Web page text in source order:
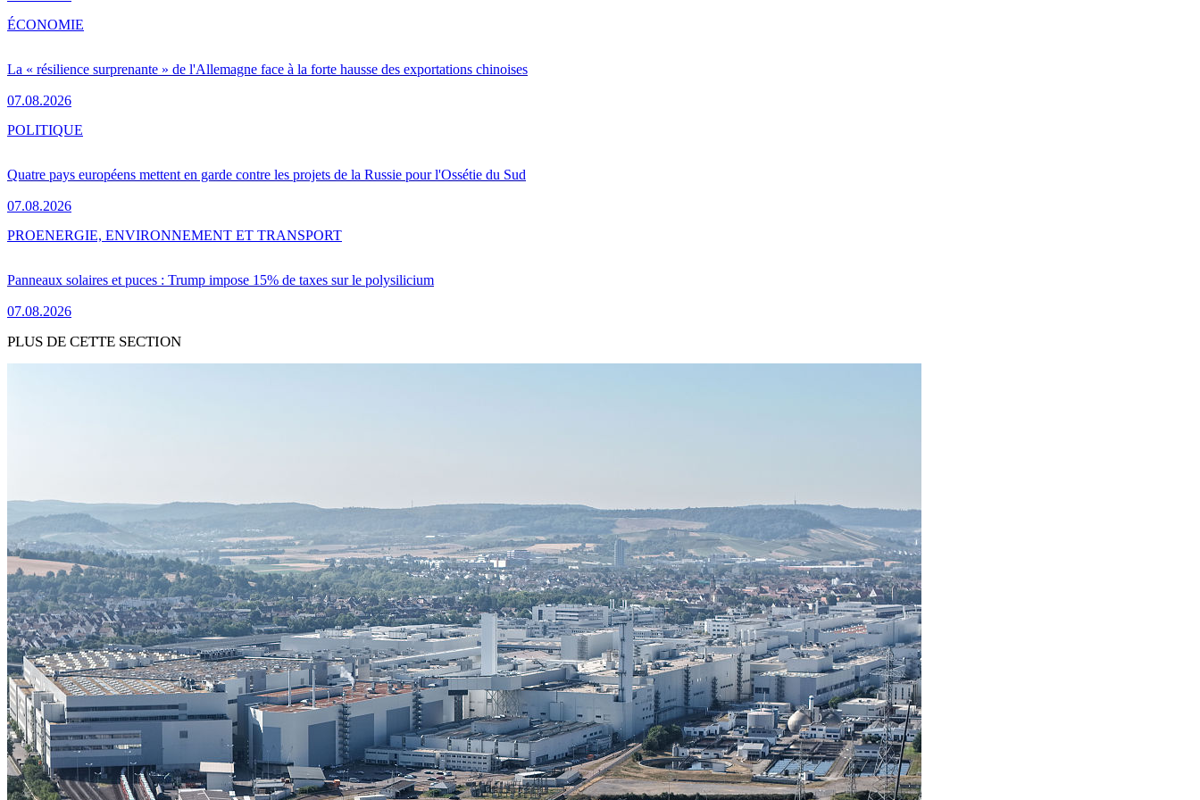
La « résilience surprenante » de l'Allemagne face à la forte hausse des exportations chinoises
07.08.2026
ÉCONOMIE
Quatre pays européens mettent en garde contre les projets de la Russie pour l'Ossétie du Sud
07.08.2026
POLITIQUE
Panneaux solaires et puces : Trump impose 15% de taxes sur le polysilicium
07.08.2026
PROENERGIE, ENVIRONNEMENT ET TRANSPORT
PLUS DE CETTE SECTION